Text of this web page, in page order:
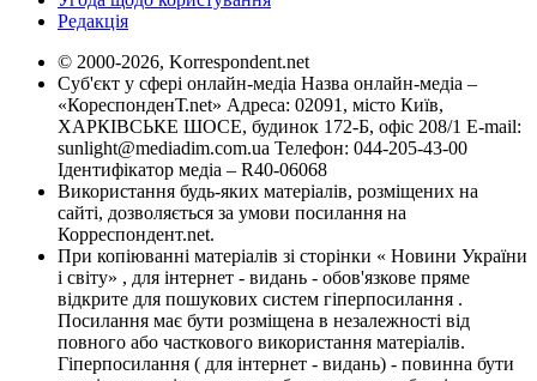
Редакція
© 2000-2026, Korrespondent.net
Суб'єкт у сфері онлайн-медіа Назва онлайн-медіа –
«КореспонденТ.net» Адреса: 02091, місто Київ,
ХАРКІВСЬКЕ ШОСЕ, будинок 172-Б, офіс 208/1 E-mail:
sunlight@mediadim.com.ua Телефон: 044-205-43-00
Ідентифікатор медіа – R40-06068
Використання будь-яких матеріалів, розміщених на
сайті, дозволяється за умови посилання на
Корреспондент.net.
При копіюванні матеріалів зі сторінки « Новини України
і світу» , для інтернет - видань - обов'язкове пряме
відкрите для пошукових систем гіперпосилання .
Посилання має бути розміщена в незалежності від
повного або часткового використання матеріалів.
Гіперпосилання ( для інтернет - видань) - повинна бути